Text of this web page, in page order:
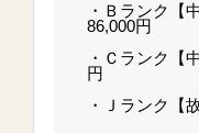
・Ｂランク【
86,000円
・Ｃランク【
円
・Ｊランク【